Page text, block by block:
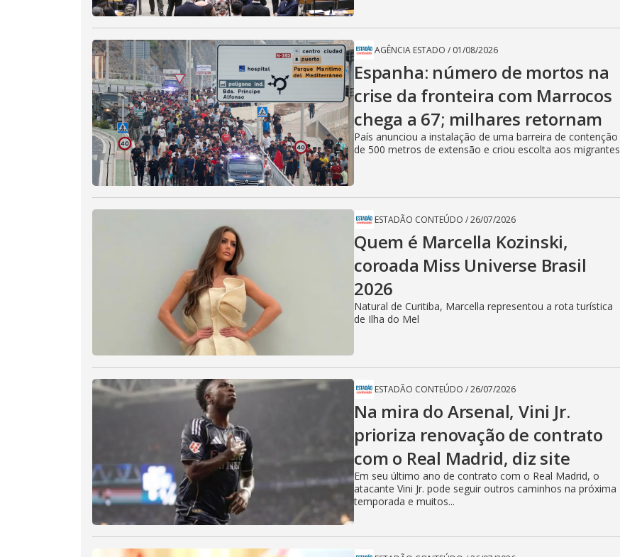
AGÊNCIA ESTADO / 01/08/2026
Espanha: número de mortos na
crise da fronteira com Marrocos
chega a 67; milhares retornam
País anunciou a instalação de uma barreira de contenção
de 500 metros de extensão e criou escolta aos migrantes
ESTADÃO CONTEÚDO /26/07/2026
Quem é Marcella Kozinski,
coroada Miss Universe Brasil
2026
Natural de Curitiba, Marcella representou a rota turística
de Ilha do Mel
ESTADÃO CONTEÚDO /26/07/2026
Na mira do Arsenal, Vini Jr.
prioriza renovação de contrato
com o Real Madrid, diz site
Em seu último ano de contrato com o Real Madrid, o
atacante Vini Jr. pode seguir outros caminhos na próxima
temporada e muitos...